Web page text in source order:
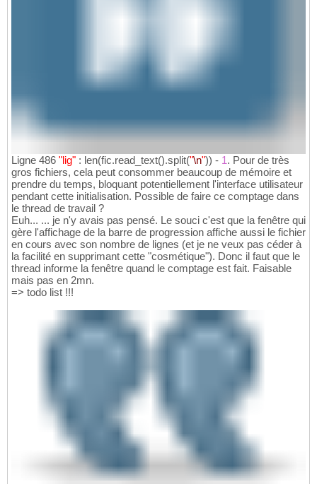
Ligne 486 "lig" : len(fic.read_text().split("\n")) - 1. Pour de très
gros fichiers, cela peut consommer beaucoup de mémoire et
prendre du temps, bloquant potentiellement l'interface utilisateur
pendant cette initialisation. Possible de faire ce comptage dans
le thread de travail ?
Euh... ... je n'y avais pas pensé. Le souci c'est que la fenêtre qui
gère l'affichage de la barre de progression affiche aussi le fichier
en cours avec son nombre de lignes (et je ne veux pas céder à
la facilité en supprimant cette "cosmétique"). Donc il faut que le
thread informe la fenêtre quand le comptage est fait. Faisable
mais pas en 2mn.
=> todo list !!!